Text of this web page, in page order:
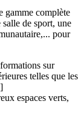
gamme complète
de sport, une
pour
sur
telles que les
espaces verts,